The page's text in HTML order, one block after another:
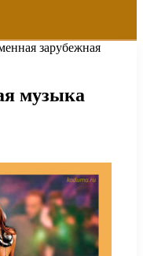
зарубежная
музыка